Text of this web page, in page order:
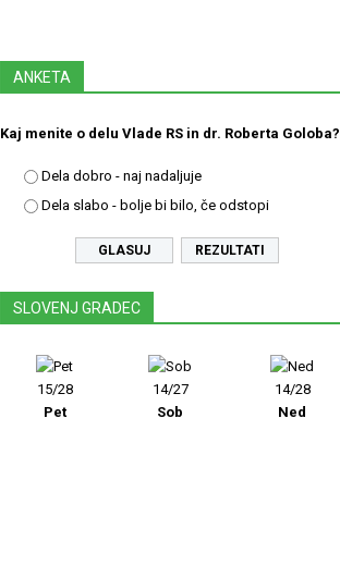
ANKETA
Kaj menite o delu Vlade RS in dr. Roberta Goloba?
Dela dobro - naj nadaljuje
Dela slabo - bolje bi bilo, če odstopi
REZULTATI
SLOVENJ GRADEC
15/28
Pet
14/27
Sob
14/28
Ned